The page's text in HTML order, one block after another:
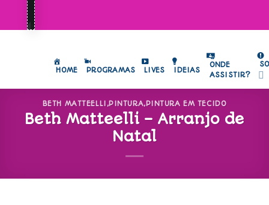
HOME PROGRAMAS LIVES IDEIAS
ONDE
ASSISTIR?
BETH MATTEELLI ,PINTURA, PINTURA EM TECIDO
Beth Matteelli – Arranjo de
Natal